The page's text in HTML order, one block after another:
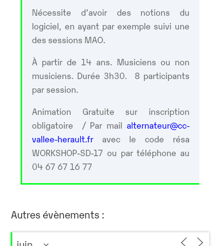
Nécessite d’avoir des notions du
logiciel, en ayant par exemple suivi une
des sessions MAO.
À partir de 14 ans. Musiciens ou non
musiciens. Durée 3h30. 8 participants
par session.
Animation Gratuite sur inscription
obligatoire / Par mail alternateur@cc-
vallee-herault.fr avec le code résa
WORKSHOP-SD-17 ou par téléphone au
04 67 67 16 77
Autres évènements :